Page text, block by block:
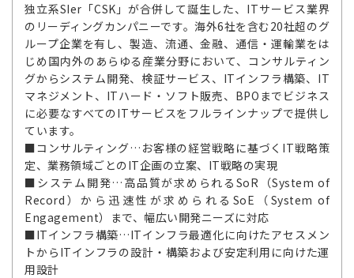
独立系SIer「CSK」が合併して誕生した、ITサービス業界
のリーディングカンパニーです。海外6社を含む20社超のグ
ループ企業を有し、製造、流通、金融、通信・運輸業をは
じめ国内外のあらゆる産業分野において、コンサルティン
グからシステム開発、検証サービス、ITインフラ構築、IT
マネジメント、ITハード・ソフト販売、BPOまでビジネス
に必要なすべてのITサービスをフルラインナップで提供し
ています。
■コンサルティング…お客様の経営戦略に基づくIT戦略策
定、業務領域ごとのIT企画の立案、IT戦略の実現
■システム開発…高品質が求められるSoR（System of
Record）から迅速性が求められるSoE（System of
Engagement）まで、幅広い開発ニーズに対応
■ITインフラ構築…ITインフラ最適化に向けたアセスメン
トからITインフラの設計・構築および安定利用に向けた運
用設計